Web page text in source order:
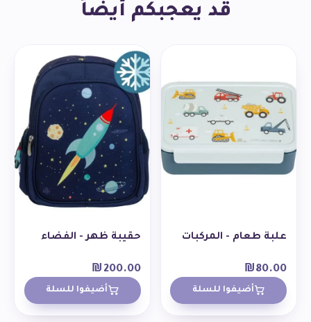
قد يعجبكم أيضاً
علبة طعام - المركبات
₪80.00
أضيفوا للسلة
حقيبة ظهر - الفضاء
₪ 200.00
أضيفوا للسلة